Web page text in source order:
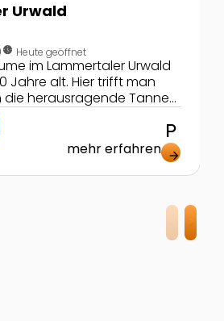
Urwald
nest_clock_farsight_analog Heute geöffnet
im Lammertaler Urwald
Jahre alt. Hier trifft man
herausragende Tanne
und die "Alte Tax".
local_parking
mehr erfahren arrow_forward